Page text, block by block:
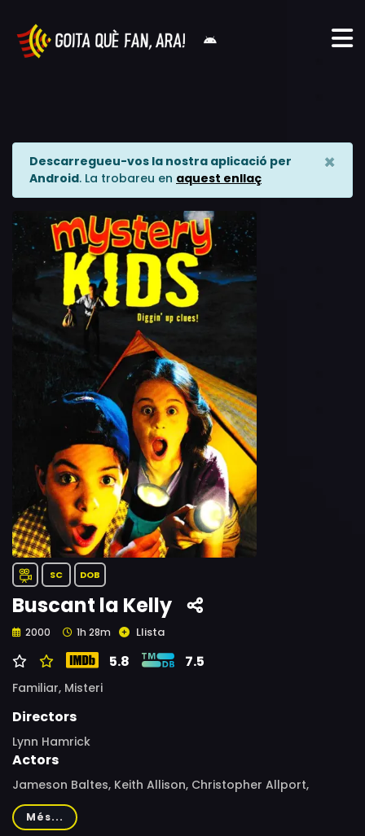
Descarregueu-vos la nostra aplicació per
Android. La trobareu en aquest enllaç
×
SC DOB
Buscant la Kelly
2000 1h 28m Llista
5.8 7.5
Familiar, Misteri
Directors
Lynn Hamrick
Actors
Jameson Baltes, Keith Allison, Christopher Allport,
Brighton Hertford, Peter Jason, Christine Lakin, Dennis
Lipscomb, Mariam Parris, Judith Marie-Bergan, Eve
Més...